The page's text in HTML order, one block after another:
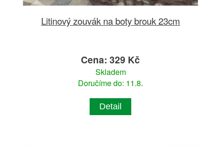
Litinový zouvák na boty brouk 23cm
Cena: 329 Kč
Skladem
Doručíme do: 11.8.
Detail